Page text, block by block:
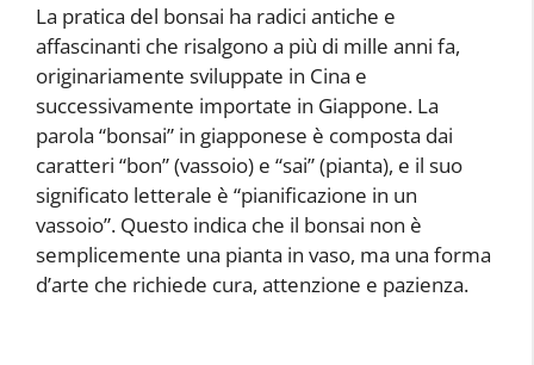
La pratica del bonsai ha radici antiche e
affascinanti che risalgono a più di mille anni fa,
originariamente sviluppate in Cina e
successivamente importate in Giappone. La
parola “bonsai” in giapponese è composta dai
caratteri “bon” (vassoio) e “sai” (pianta), e il suo
significato letterale è “pianificazione in un
vassoio”. Questo indica che il bonsai non è
semplicemente una pianta in vaso, ma una forma
d’arte che richiede cura, attenzione e pazienza.